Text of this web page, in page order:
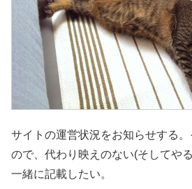
サイトの運営状況をお知らせする
ので、代わり映えのない(そしてや
一緒に記載したい。